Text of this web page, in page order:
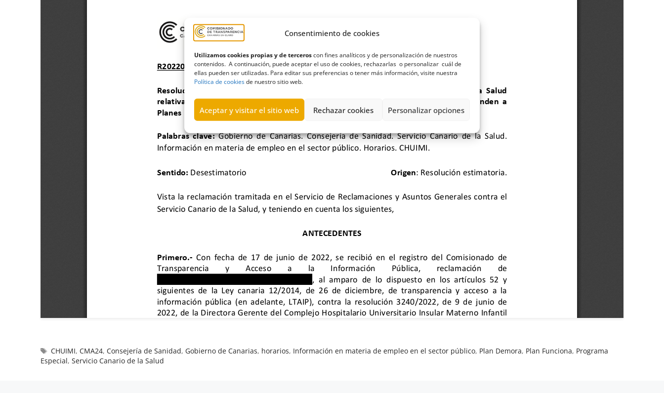
Consentimiento de cookies
Utilizamos cookies propias y de terceroscon fines analíticos y de personalización de nuestros
contenidos. A continuación, puede aceptar el uso de cookies, rechazarlas o personalizar cuál de
ellas pueden ser utilizadas. Para editar sus preferencias o tener más información, visite nuestra
Política de cookiesde nuestro sitio web.
Aceptar y visitar el sitio web Rechazar cookies Personalizar opciones
CHUIMI,CMA24,Consejería de Sanidad, Gobierno de Canarias, horarios, Información en materia de empleo en el sector público, Plan Demora, Plan Funciona, Programa
Especial, Servicio Canario de la Salud